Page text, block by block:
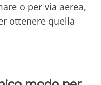
o per via aerea,
ottenere quella